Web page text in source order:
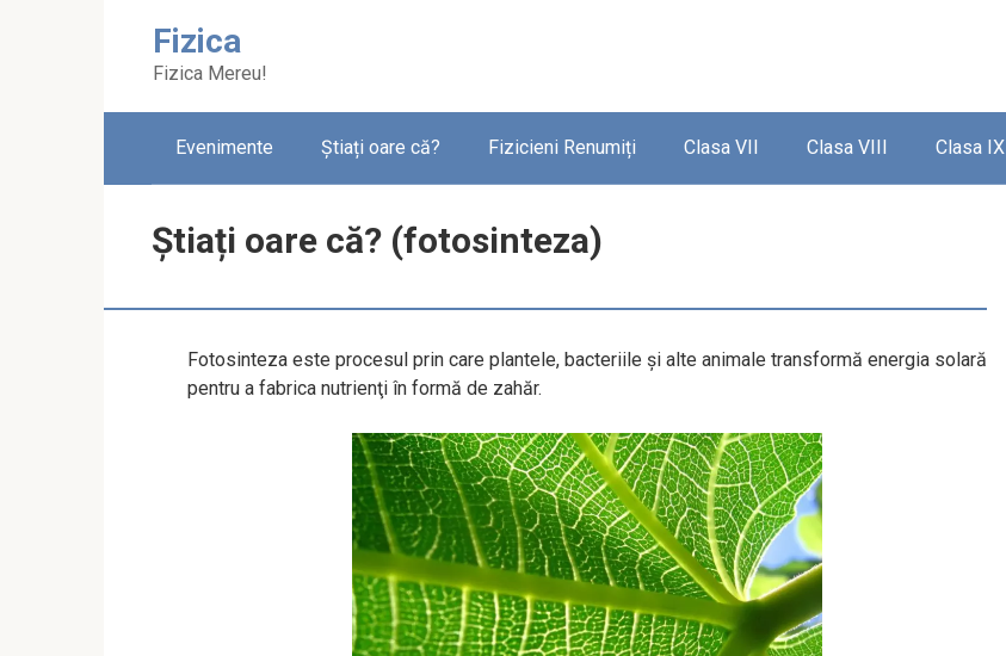
Fizica
Fizica Mereu!
Evenimente Știați oare că? Fizicieni Renumiți Clasa VII Clasa VIII Clasa IX
Știați oare că? (fotosinteza)
Fotosinteza este procesul prin care plantele, bacteriile şi alte animale transformă energia solară
pentru a fabrica nutrienţi în formă de zahăr.